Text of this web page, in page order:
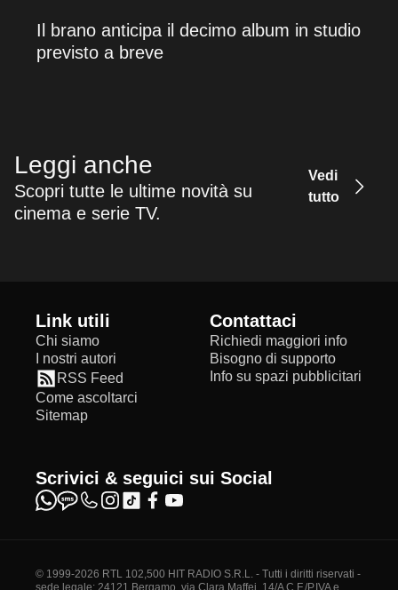
Il brano anticipa il decimo album in studio
previsto a breve
Leggi anche
Scopri tutte le ultime novità su
cinema e serie TV.
Vedi
tutto
Link utili
Chi siamo
I nostri autori
RSS Feed
Come ascoltarci
Sitemap
Contattaci
Richiedi maggiori info
Bisogno di supporto
Info su spazi pubblicitari
Scrivici & seguici sui Social
© 1999-2026 RTL 102,500 HIT RADIO S.R.L. - Tutti i diritti riservati -
sede legale: 24121 Bergamo, via Clara Maffei, 14/A C.F./P.IVA e